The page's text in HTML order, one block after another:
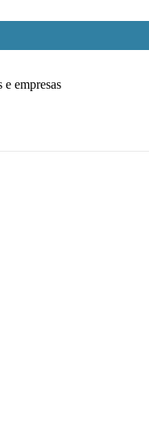
empresas